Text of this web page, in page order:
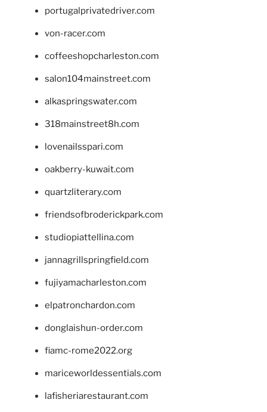
portugalprivatedriver.com
von-racer.com
coffeeshopcharleston.com
salon104mainstreet.com
alkaspringswater.com
318mainstreet8h.com
lovenailsspari.com
oakberry-kuwait.com
quartzliterary.com
friendsofbroderickpark.com
studiopiattellina.com
jannagrillspringfield.com
fujiyamacharleston.com
elpatronchardon.com
donglaishun-order.com
fiamc-rome2022.org
mariceworldessentials.com
lafisheriarestaurant.com